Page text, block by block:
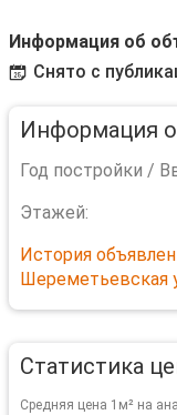
Информация об
Снято с
Информация
Год постройки /
Этажей:
История
Шереметьевская
Статистика
Средняя цена 1м² на